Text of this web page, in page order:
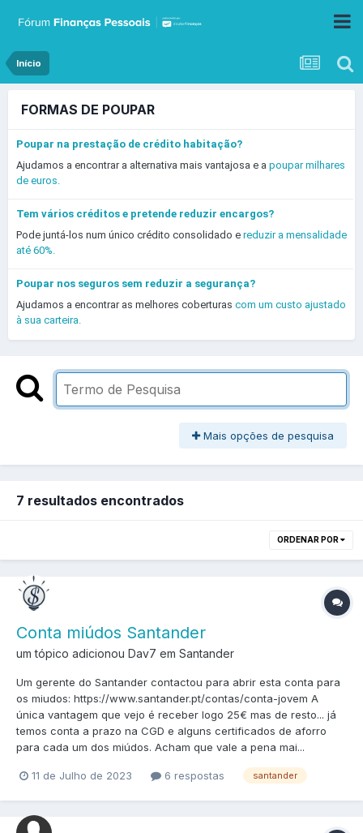
Início
FORMAS DE POUPAR
Poupar na prestação de crédito habitação?
Ajudamos a encontrar a alternativa mais vantajosa e a poupar milhares
de euros.
Tem vários créditos e pretende reduzir encargos?
Pode juntá-los num único crédito consolidado e reduzir a mensalidade
até 60%.
Poupar nos seguros sem reduzir a segurança?
Ajudamos a encontrar as melhores coberturas com um custo ajustado
à sua carteira.
Mais opções de pesquisa
7 resultados encontrados
ORDENAR POR
Conta miúdos Santander
um tópico adicionou Dav7 em Santander
Um gerente do Santander contactou para abrir esta conta para
os miudos: https://www.santander.pt/contas/conta-jovem A
única vantagem que vejo é receber logo 25€ mas de resto... já
temos conta a prazo na CGD e alguns certificados de aforro
para cada um dos miúdos. Acham que vale a pena mai...
11 de Julho de 2023 6 respostas santander